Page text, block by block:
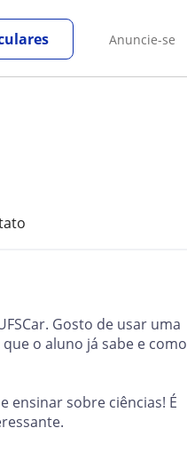
Anuncie-se
Gosto de usar uma
o aluno já sabe e como
ensinar sobre ciências! É